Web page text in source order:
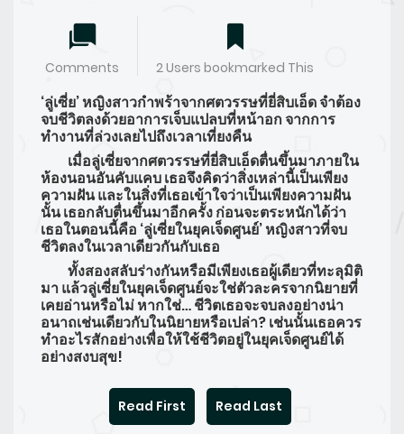
Comments 2 Users bookmarked This
‘ลู่เซี่ย’ หญิงสาวกำพร้าจากศตวรรษที่ยี่สิบเอ็ด จำต้อง
จบชีวิตลงด้วยอาการเจ็บแปลบที่หน้าอก จากการ
ทำงานที่ล่วงเลยไปถึงเวลาเที่ยงคืน
เมื่อลู่เซี่ยจากศตวรรษที่ยี่สิบเอ็ดตื่นขึ้นมาภายใน
ห้องนอนอันคับแคบ เธอจึงคิดว่าสิ่งเหล่านี้เป็นเพียง
ความฝัน และในสิ่งที่เธอเข้าใจว่าเป็นเพียงความฝัน
นั้น เธอกลับตื่นขึ้นมาอีกครั้ง ก่อนจะตระหนักได้ว่า
เธอในตอนนี้คือ ‘ลู่เซี่ยในยุคเจ็ดศูนย์’ หญิงสาวที่จบ
ชีวิตลงในเวลาเดียวกันกับเธอ
ทั้งสองสลับร่างกันหรือมีเพียงเธอผู้เดียวที่ทะลุมิติ
มา แล้วลู่เซี่ยในยุคเจ็ดศูนย์จะใช่ตัวละครจากนิยายที่
เคยอ่านหรือไม่ หากใช่… ชีวิตเธอจะจบลงอย่างน่า
อนาถเช่นเดียวกับในนิยายหรือเปล่า? เช่นนั้นเธอควร
ทำอะไรสักอย่างเพื่อให้ใช้ชีวิตอยู่ในยุคเจ็ดศูนย์ได้
อย่างสงบสุข!
Read First Read Last